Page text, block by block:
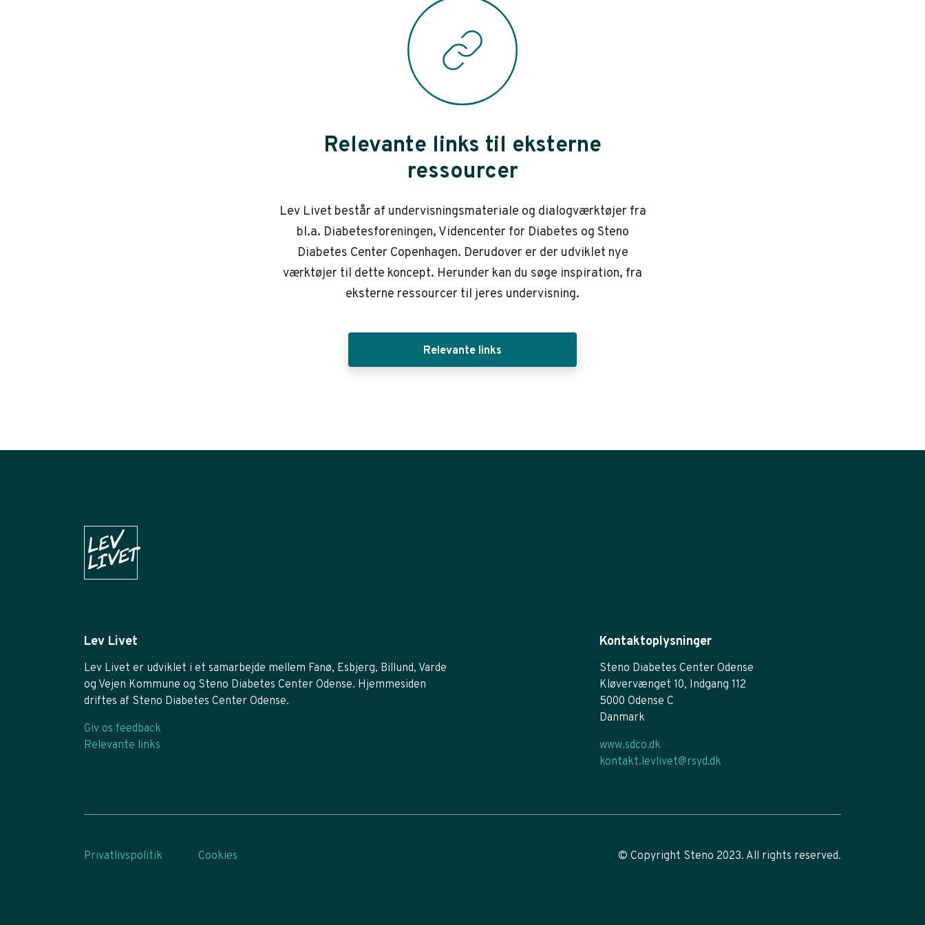
Relevante links til eksterne
ressourcer
Lev Livet består af undervisningsmateriale og dialogværktøjer fra
bl.a. Diabetesforeningen, Videncenter for Diabetes og Steno
Diabetes Center Copenhagen. Derudover er der udviklet nye
værktøjer til dette koncept. Herunder kan du søge inspiration, fra
eksterne ressourcer til jeres undervisning.
Relevante links
Lev Livet
Lev Livet er udviklet i et samarbejde mellem Fanø, Esbjerg, Billund, Varde
og Vejen Kommune og Steno Diabetes Center Odense. Hjemmesiden
driftes af Steno Diabetes Center Odense.
Giv os feedback
Relevante links
Kontaktoplysninger
Steno Diabetes Center Odense
Kløvervænget 10, Indgang 112
5000 Odense C
Danmark
www.sdco.dk
kontakt.levlivet@rsyd.dk
Privatlivspolitik Cookies © Copyright Steno 2023. All rights reserved.